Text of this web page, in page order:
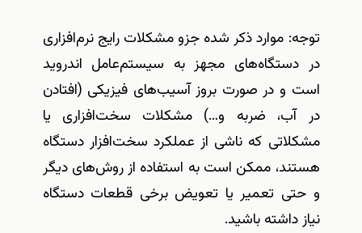
توجه: موارد ذکر شده جزو مشکلات رایج نرم‌افزاری
در دستگاه‌های مجهز به سیستم‌عامل اندروید
است و در صورت بروز آسیب‌های فیزیکی (افتادن
در آب، ضربه و…) مشکلات سخت‌افزاری یا
مشکلاتی که ناشی از عملکرد سخت‌افزار دستگاه
هستند، ممکن است به استفاده از روش‌های دیگر
و حتی تعمیر یا تعویض برخی قطعات دستگاه
نیاز داشته باشید.